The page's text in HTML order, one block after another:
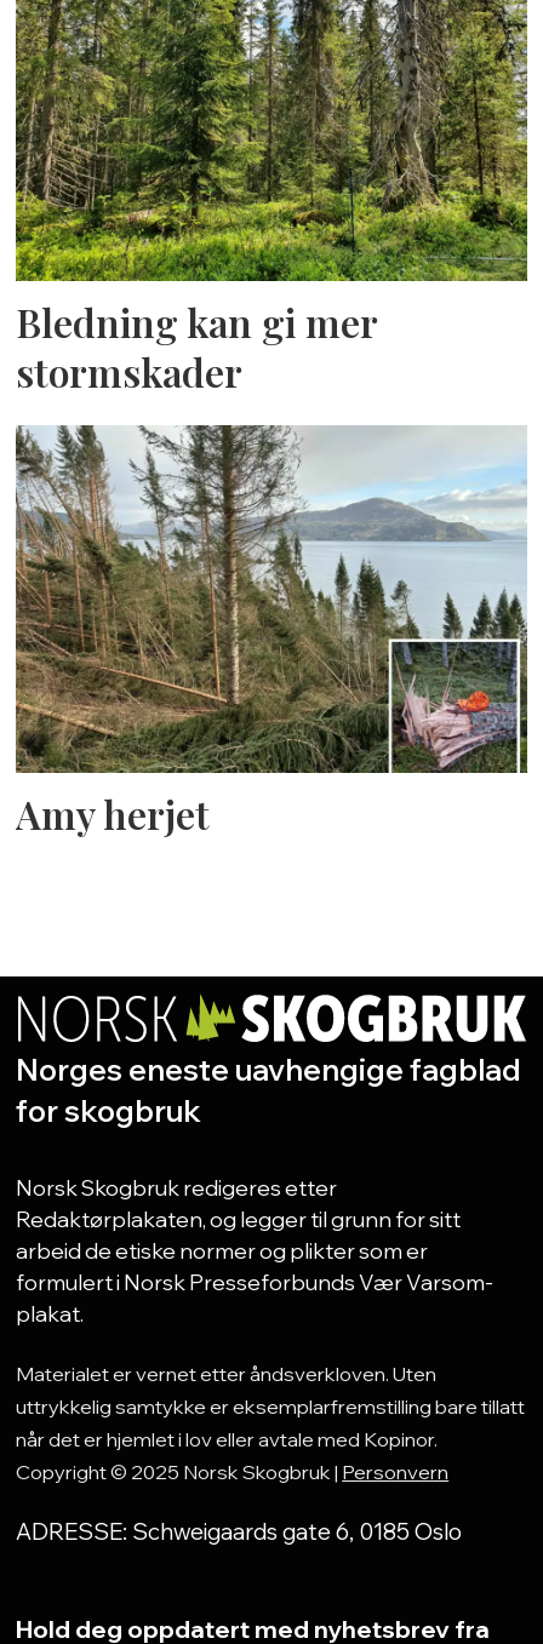
Bledning kan gi mer
stormskader
Amy herjet
Norges eneste uavhengige fagblad
for skogbruk
Norsk Skogbruk redigeres etter
Redaktørplakaten, og legger til grunn for sitt
arbeid de etiske normer og plikter som er
formulert i Norsk Presseforbunds Vær Varsom-
plakat.
Materialet er vernet etter åndsverkloven. Uten
uttrykkelig samtykke er eksemplarfremstilling bare tillatt
når det er hjemlet i lov eller avtale med Kopinor.
Copyright © 2025 Norsk Skogbruk | Personvern
ADRESSE: Schweigaards gate 6, 0185 Oslo
Hold deg oppdatert med nyhetsbrev fra